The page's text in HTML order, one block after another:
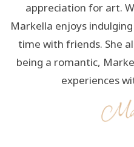
appreciation for art.
Markella enjoys
time with friends. She
being a romantic,
experiences